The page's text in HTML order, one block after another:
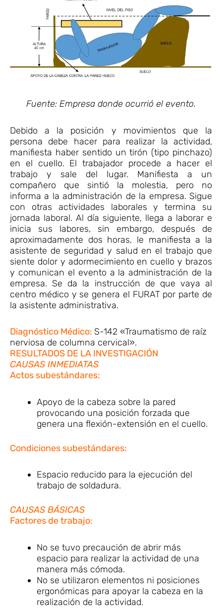
Fuente: Empresa donde ocurrió el evento.
Debido a la posición y movimientos que la
persona debe hacer para realizar la actividad,
manifiesta haber sentido un tirón (tipo pinchazo)
en el cuello. El trabajador procede a hacer el
trabajo y sale del lugar. Manifiesta a un
compañero que sintió la molestia, pero no
informa a la administración de la empresa. Sigue
con otras actividades laborales y termina su
jornada laboral. Al día siguiente, llega a laborar e
inicia sus labores, sin embargo, después de
aproximadamente dos horas, le manifiesta a la
asistente de seguridad y salud en el trabajo que
siente dolor y adormecimiento en cuello y brazos
y comunican el evento a la administración de la
empresa. Se da la instrucción de que vaya al
centro médico y se genera el FURAT por parte de
la asistente administrativa.
Diagnóstico Médico: S-142 «Traumatismo de raíz
nerviosa de columna cervical».
RESULTADOS DE LA INVESTIGACIÓN
CAUSAS INMEDIATAS
Actos subestándares:
Apoyo de la cabeza sobre la pared
provocando una posición forzada que
genera una flexión-extensión en el cuello.
Condiciones subestándares:
Espacio reducido para la ejecución del
trabajo de soldadura.
CAUSAS BÁSICAS
Factores de trabajo:
No se tuvo precaución de abrir más
espacio para realizar la actividad de una
manera más cómoda.
No se utilizaron elementos ni posiciones
ergonómicas para apoyar la cabeza en la
realización de la actividad.